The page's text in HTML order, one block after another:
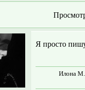
Я просто
Илона